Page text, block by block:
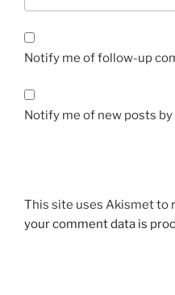
Notify me of follow-up
Notify me of new posts by
This site uses Akismet to
your comment data is